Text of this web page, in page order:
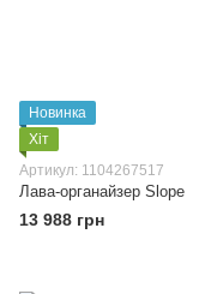
Новинка
Хіт
Артикул: 1104267517
Лава-органайзер Slope
13 988 грн